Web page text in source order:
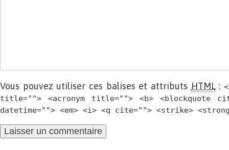
Vous pouvez utiliser ces balises et attributs HTML:
title=""> <acronym title=""> <b> <blockquote
datetime=""> <em> <i> <q cite=""> <strike>